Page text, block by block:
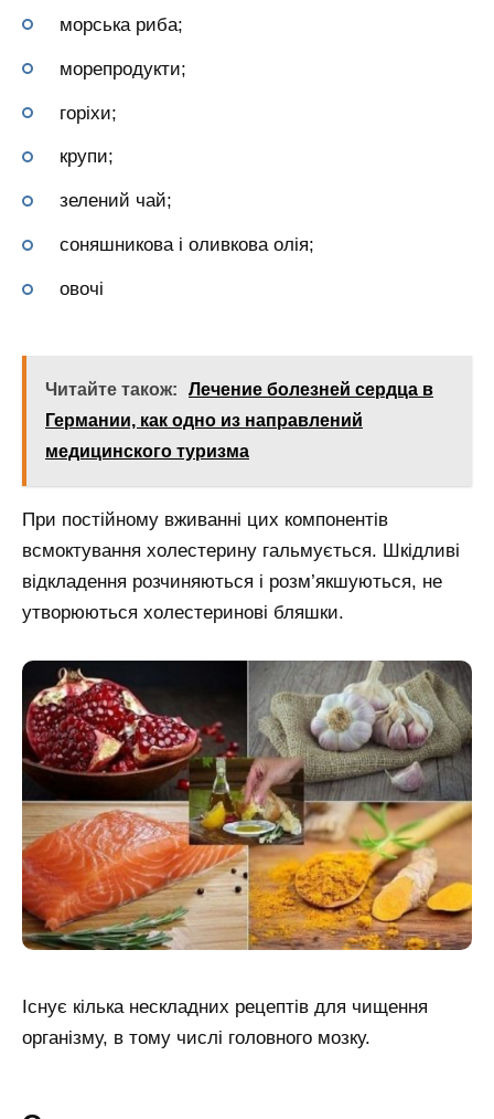
морська риба;
морепродукти;
горіхи;
крупи;
зелений чай;
соняшникова і оливкова олія;
овочі
Читайте також:
Лечение болезней сердца в
Германии, как одно из направлений
медицинского туризма
При постійному вживанні цих компонентів
всмоктування холестерину гальмується. Шкідливі
відкладення розчиняються і розм’якшуються, не
утворюються холестеринові бляшки.
Існує кілька нескладних рецептів для чищення
організму, в тому числі головного мозку.